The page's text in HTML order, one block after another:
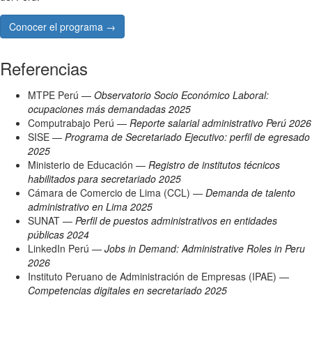
Conocer el programa →
Referencias
MTPE Perú — Observatorio Socio Económico Laboral:
ocupaciones más demandadas 2025
Computrabajo Perú — Reporte salarial administrativo Perú 2026
SISE — Programa de Secretariado Ejecutivo: perfil de egresado
2025
Ministerio de Educación — Registro de institutos técnicos
habilitados para secretariado 2025
Cámara de Comercio de Lima (CCL) — Demanda de talento
administrativo en Lima 2025
SUNAT — Perfil de puestos administrativos en entidades
públicas 2024
LinkedIn Perú — Jobs in Demand: Administrative Roles in Peru
2026
Instituto Peruano de Administración de Empresas (IPAE) —
Competencias digitales en secretariado 2025